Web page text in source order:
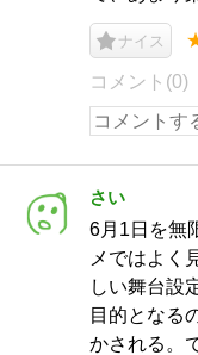
ナイス
コメント(0)
さい
6月1日を無
メではよく
しい舞台設
目的となる
かされる。